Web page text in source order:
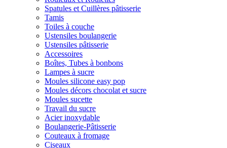
Spatules et Cuillères pâtisserie
Tamis
Toiles à couche
Ustensiles boulangerie
Ustensiles pâtisserie
Accessoires
Boîtes, Tubes à bonbons
Lampes à sucre
Moules silicone easy pop
Moules décors chocolat et sucre
Moules sucette
Travail du sucre
Acier inoxydable
Boulangerie-Pâtisserie
Couteaux à fromage
Ciseaux